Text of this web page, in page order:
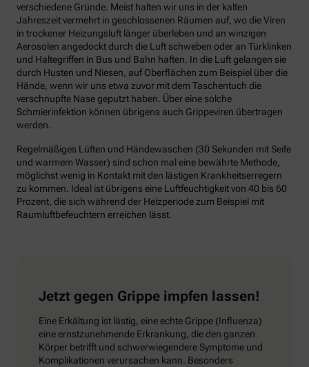
verschiedene Gründe. Meist halten wir uns in der kalten
Jahreszeit vermehrt in geschlossenen Räumen auf, wo die Viren
in trockener Heizungsluft länger überleben und an winzigen
Aerosolen angedockt durch die Luft schweben oder an Türklinken
und Haltegriffen in Bus und Bahn haften. In die Luft gelangen sie
durch Husten und Niesen, auf Oberflächen zum Beispiel über die
Hände, wenn wir uns etwa zuvor mit dem Taschentuch die
verschnupfte Nase geputzt haben. Über eine solche
Schmierinfektion können übrigens auch Grippeviren übertragen
werden.
Regelmäßiges Lüften und Händewaschen (30 Sekunden mit Seife
und warmem Wasser) sind schon mal eine bewährte Methode,
möglichst wenig in Kontakt mit den lästigen Krankheitserregern
zu kommen. Ideal ist übrigens eine Luftfeuchtigkeit von 40 bis 60
Prozent, die sich während der Heizperiode zum Beispiel mit
Raumluftbefeuchtern erreichen lässt.
Jetzt gegen Grippe impfen lassen!
Eine Erkältung ist lästig, eine echte Grippe (Influenza)
eine ernstzunehmende Erkrankung, die den ganzen
Körper betrifft und schwerwiegendere Symptome und
Komplikationen verursachen kann. Besonders